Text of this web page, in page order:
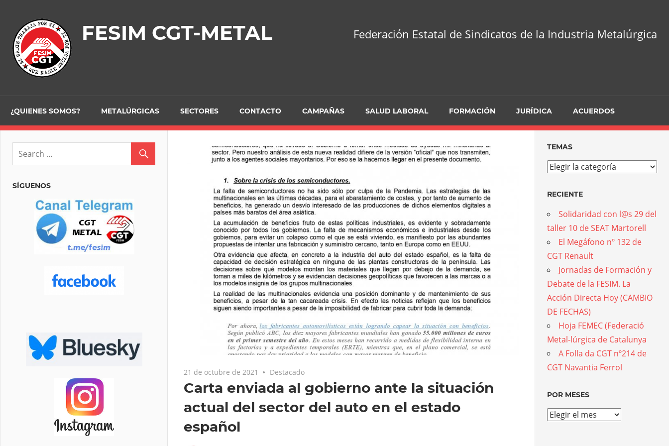
content
FESIM CGT-METAL Federación Estatal de Sindicatos de la Industria Metalúrgica
¿QUIENES SOMOS? METALÚRGICAS SECTORES CONTACTO CAMPAÑAS SALUD LABORAL FORMACIÓN JURÍDICA ACUERDOS
21 de octubre de 2021 Destacado
Carta enviada al gobierno ante la situación
actual del sector del auto en el estado
español
SÍGUENOS
TEMAS
Temas
RECIENTE
Solidaridad con l@s 29 del
taller 10 de SEAT Martorell
El Megáfono nº 132 de
CGT Renault
Jornadas de Formación y
Debate de la FESIM. La
Acción Directa Hoy (CAMBIO
DE FECHAS)
Hoja FEMEC (Federació
Metal-lúrgica de Catalunya
A Folla da CGT nº214 de
CGT Navantia Ferrol
POR MESES
Por